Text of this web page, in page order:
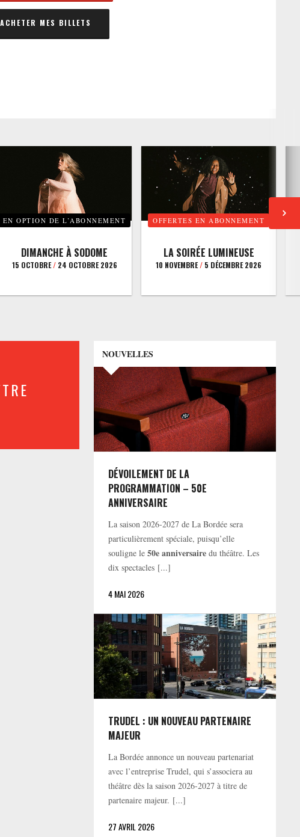
MES BILLETS
EN OPTION DE L’ABONNEMENT
DIMANCHE À SODOME
15 OCTOBRE/24 OCTOBRE 2026
OFFERTES EN ABONNEMENT
LA SOIRÉE LUMINEUSE
10 NOVEMBRE/ 5 DÉCEMBRE 2026
NOUVELLES
DÉVOILEMENT DE LA
PROGRAMMATION – 50E
ANNIVERSAIRE
La saison 2026-2027 de La Bordée sera
particulièrement spéciale, puisqu’elle
souligne le50e anniversaire du théâtre. Les
dix spectacles [...]
4 MAI 2026
TRUDEL : UN NOUVEAU PARTENAIRE
MAJEUR
La Bordée annonce un nouveau partenariat
avec l’entreprise Trudel, qui s’associera au
théâtre dès la saison 2026-2027 à titre de
partenaire majeur. [...]
27 AVRIL 2026